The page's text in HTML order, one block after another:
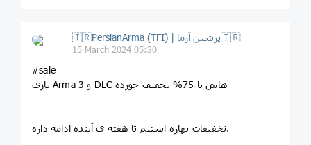
🇮🇷PersianArma (TFI) | پرشین آرما🇮🇷
15 March 2024 05:30
#sale
بازی Arma 3 و DLC هاش تا 75% تخفیف خورده
تخفیفات بهاره استیم تا هفته ی آینده ادامه داره.